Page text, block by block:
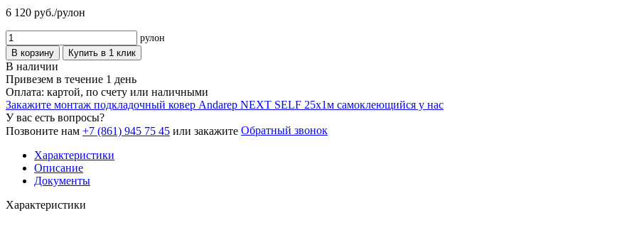
6 120 руб./рулон
рулон
В корзину
Купить в 1 клик
В наличии
Привезем в течение 1 день
Оплата: картой, по счету или наличными
Закажите монтаж подкладочный ковер Andarep NEXT SELF 25х1м самоклеющийся у нас
У вас есть вопросы?
Позвоните нам +7 (861) 945 75 45 или закажите Обратный звонок
Характеристики
Описание
Документы
Характеристики